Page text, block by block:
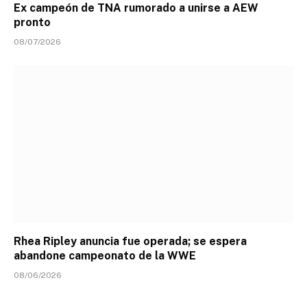
Ex campeón de TNA rumorado a unirse a AEW
pronto
08/07/2026
Rhea Ripley anuncia fue operada; se espera
abandone campeonato de la WWE
08/06/2026